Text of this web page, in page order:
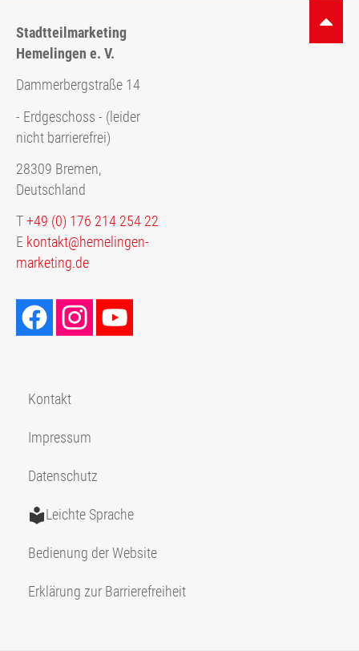
Stadtteilmarketing
Hemelingen e. V.
Dammerbergstraße 14
- Erdgeschoss - (leider
nicht barrierefrei)
28309 Bremen,
Deutschland
T +49 (0) 176 214 254 22
E kontakt@hemelingen-
marketing.de
Kontakt
Impressum
Datenschutz
Leichte Sprache
Bedienung der Website
Erklärung zur Barrierefreiheit